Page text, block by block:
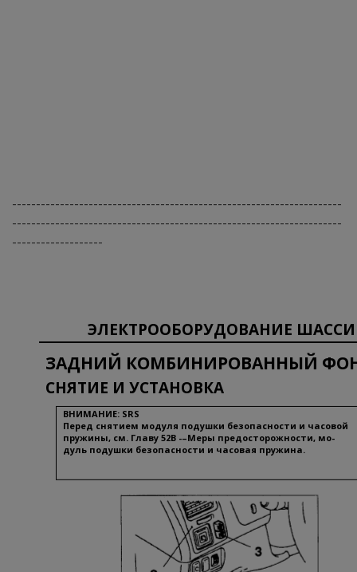
---------------------------------------------------------------------
---------------------------------------------------------------------
-------------------
ЭЛЕКТРООБОРУДОВАНИЕ ШАССИ
ЗАДНИЙ КОМБИНИРОВАННЫЙ
СНЯТИЕ И УСТАНОВКА
ВНИМАНИЕ: SRS
Перед снятием модуля подушки безопасности и часовой
пружины, см. Главу 52В -–Меры предосторожности, мо-
дуль подушки безопасности и часовая пружина.